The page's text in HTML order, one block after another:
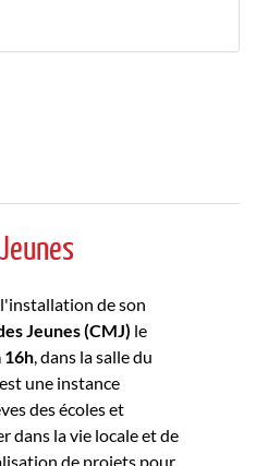
de son
Jeunes (CMJ) le
16h, dans la salle du
une instance
des écoles et
dans la vie locale et de
de projets pour